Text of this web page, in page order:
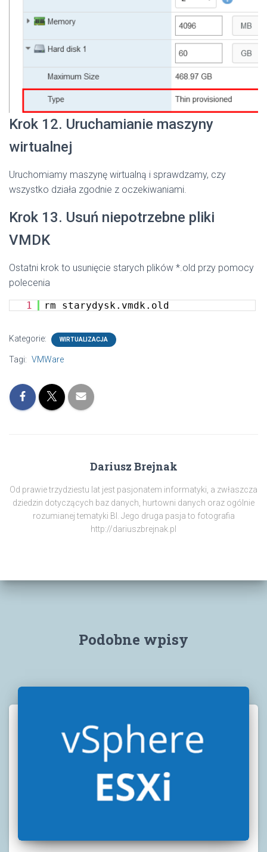
Krok 12. Uruchamianie maszyny
wirtualnej
Uruchomiamy maszynę wirtualną i sprawdzamy, czy
wszystko działa zgodnie z oczekiwaniami.
Krok 13. Usuń niepotrzebne pliki
VMDK
Ostatni krok to usunięcie starych plików *.old przy pomocy
polecenia
1
rm starydysk.vmdk.old
Kategorie: WIRTUALIZACJA
Tagi: VMWare
Dariusz Brejnak
Od prawie trzydziestu lat jest pasjonatem informatyki, a zwłaszcza
dziedzin dotyczących baz danych, hurtowni danych oraz ogólnie
rozumianej tematyki BI. Jego druga pasja to fotografia
http://dariuszbrejnak.pl
Podobne wpisy